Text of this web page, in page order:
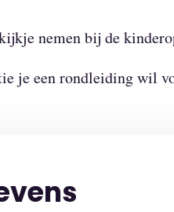
nemen bij de
je een rondleiding wil